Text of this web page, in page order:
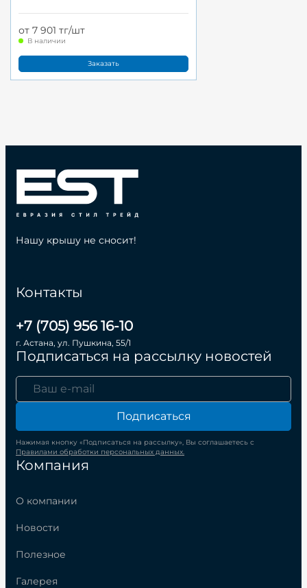
от 7 901 тг/шт
В наличии
Заказать
Компания
О компании
Новости
Полезное
Галерея
Контакты
+7 (705) 956 16-10
г. Астана, ул. Пушкина, 55/1
Подписаться на рассылку новостей
Подписаться
Нажимая кнопку «Подписаться на рассылку», Вы соглашаетесь с
Правилами обработки персональных данных.
Нашу крышу не сносит!